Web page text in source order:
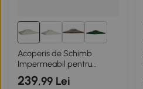
2+
Acoperis de Schimb
Impermeabil pentru
Gazebo
239,99 Lei